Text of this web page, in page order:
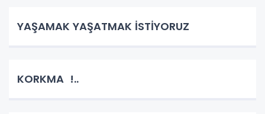
YAŞAMAK YAŞATMAK İSTİYORUZ
KORKMA !..